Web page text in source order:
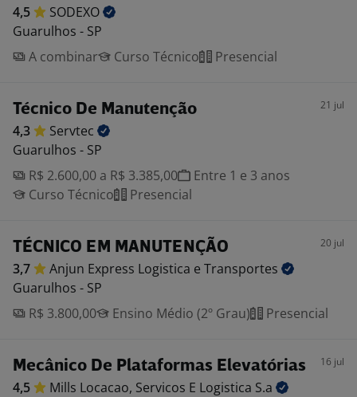
4,5
SODEXO
Guarulhos - SP
A combinar
Curso Técnico Presencial
Técnico De Manutenção 21 jul
4,3
Servtec
Guarulhos - SP
R$ 2.600,00 a R$ 3.385,00
Entre 1 e 3 anos
Curso Técnico
Presencial
TÉCNICO EM MANUTENÇÃO 20 jul
3,7 Anjun Express Logistica e Transportes
Guarulhos - SP
R$ 3.800,00
Ensino Médio (2º Grau) Presencial
Mecânico De Plataformas Elevatórias 16 jul
4,5 Mills Locacao, Servicos E Logistica S.a